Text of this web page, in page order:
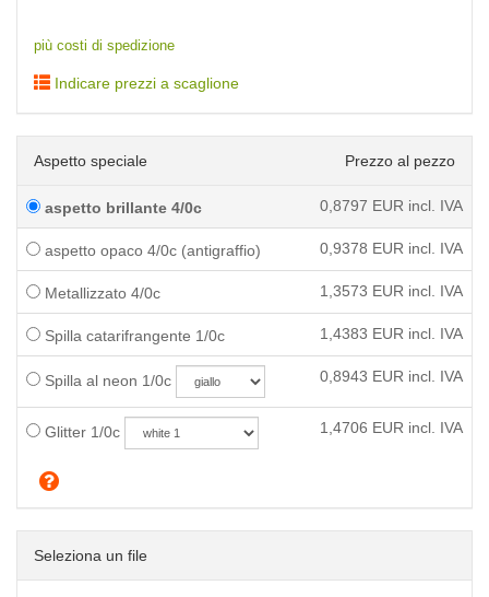
più costi di spedizione
Indicare prezzi a scaglione
Aspetto speciale Prezzo al pezzo
aspetto brillante 4/0c 0,8797 EUR incl. IVA
aspetto opaco 4/0c (antigraffio) 0,9378 EUR incl. IVA
Metallizzato 4/0c 1,3573 EUR incl. IVA
Spilla catarifrangente 1/0c 1,4383 EUR incl. IVA
Spilla al neon 1/0c 0,8943 EUR incl. IVA
Glitter 1/0c 1,4706 EUR incl. IVA
Seleziona un file